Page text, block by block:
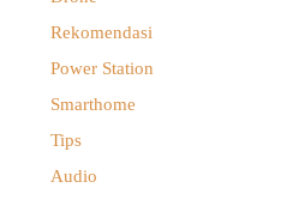
Rekomendasi
Power Station
Smarthome
Tips
Audio